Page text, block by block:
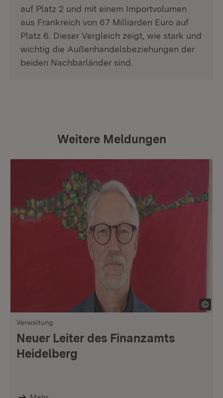
auf Platz 2 und mit einem Importvolumen
aus Frankreich von 67 Milliarden Euro auf
Platz 6. Dieser Vergleich zeigt, wie stark und
wichtig die Außenhandelsbeziehungen der
beiden Nachbarländer sind.
Weitere Meldungen
Verwaltung
Neuer Leiter des Finanzamts
Heidelberg